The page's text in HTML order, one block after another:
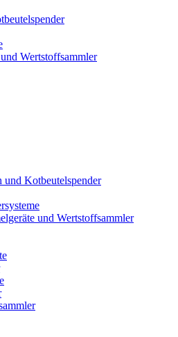
Wertstoffsammler
Kotbeutelspender
und Wertstoffsammler